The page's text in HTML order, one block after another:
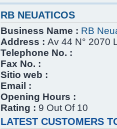
RB NEUATICOS
Business Name : RB
Address : Av 44 N° 2070
Telephone No. :
Fax No. :
Sitio web :
Email :
Opening Hours :
Rating : 9 Out Of 10
LATEST CUSTOMERS